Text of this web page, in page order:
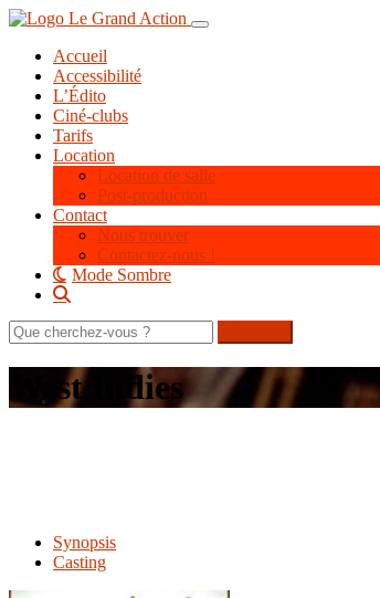
Aller
contenu
principal
Toggle navigation
Accueil
Accessibilité
L’Édito
Ciné-clubs
Tarifs
Location
Location de salle
Post-production
Contact
Nous trouver
Contactez-nous !
Mode Sombre
Rechercher
sur
le West Indies
Synopsis
Casting